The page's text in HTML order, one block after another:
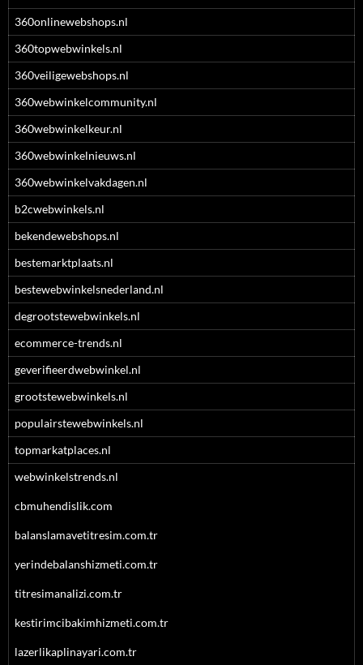
360onlinewebshops.nl
360topwebwinkels.nl
360veiligewebshops.nl
360webwinkelcommunity.nl
360webwinkelkeur.nl
360webwinkelnieuws.nl
360webwinkelvakdagen.nl
b2cwebwinkels.nl
bekendewebshops.nl
bestemarktplaats.nl
bestewebwinkelsnederland.nl
degrootstewebwinkels.nl
ecommerce-trends.nl
geverifieerdwebwinkel.nl
grootstewebwinkels.nl
populairstewebwinkels.nl
topmarkatplaces.nl
webwinkelstrends.nl
cbmuhendislik.com
balanslamavetitresim.com.tr
yerindebalanshizmeti.com.tr
titresimanalizi.com.tr
kestirimcibakimhizmeti.com.tr
lazerlikaplinayari.com.tr